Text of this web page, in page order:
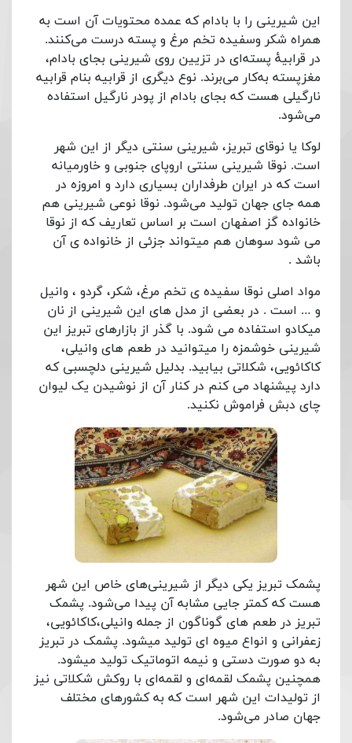
این شیرینی را با بادام که عمده محتویات آن است به
همراه شکر وسفیده تخم مرغ و پسته درست می‌کنند.
در قرابیهٔ پسته‌ای در تزیین روی شیرینی بجای بادام،
مغزپسته به‌کار می‌برند. نوع دیگری از قرابیه بنام قرابیه
نارگیلی هست که بجای بادام از پودر نارگیل استفاده
می‌شود.
لوکا یا نوقای تبریز، شیرینی سنتی دیگر از این شهر
است. نوقا شیرینی سنتی اروپای جنوبی و خاورمیانه
است که در ایران طرفداران بسیاری دارد و امروزه در
همه جای جهان تولید می‌شود. نوقا نوعی شیرینی هم
خانواده گز اصفهان است بر اساس تعاریف که از نوقا
می شود سوهان هم میتواند جزئی از خانواده ی آن
باشد .
مواد اصلی نوقا سفیده ی تخم مرغ، شکر، گردو ، وانیل
و … است . در بعضی از مدل های این شیرینی از نان
میکادو استفاده می شود. با گذر از بازارهای تبریز این
شیرینی خوشمزه را میتوانید در طعم های وانیلی،
کاکائویی، شکلاتی بیابید. بدلیل شیرینی دلچسبی که
دارد پیشنهاد می کنم در کنار آن از نوشیدن یک لیوان
چای دبش فراموش نکنید.
پشمک تبریز یکی دیگر از شیرینی‌های خاص این شهر
هست که کمتر جایی مشابه آن پیدا می‌شود. پشمک
تبریز در طعم های گوناگون از جمله وانیلی،کاکائویی،
زعفرانی و انواع میوه ای تولید میشود. پشمک در تبریز
به دو صورت دستی و نیمه اتوماتیک تولید میشود.
همچنین پشمک لقمه‌ای و لقمه‌ای با روکش شکلاتی نیز
از تولیدات این شهر است که به کشورهای مختلف
جهان صادر می‌شود.